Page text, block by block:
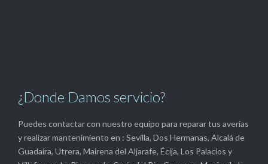
¿Donde Damos servicio?
Puedes contactar con nuestro equipo para reparar tus averías
y realizar mantenimiento en : Sevilla, Dos Hermanas, Alcalá de
Guadaíra, Utrera, Mairena del Aljarafe, Écija, Los Palacios y